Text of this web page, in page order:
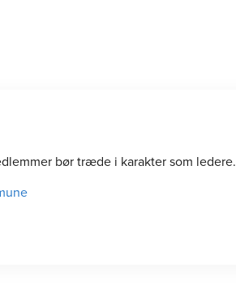
bør træde i karakter som ledere.